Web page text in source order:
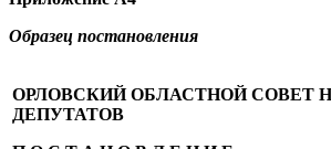
Образец постановления
ОРЛОВСКИЙ ОБЛАСТНОЙ СОВЕТ
ДЕПУТАТОВ